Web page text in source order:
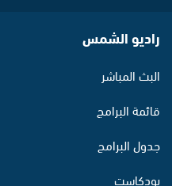
راديو الشمس
البث المباشر
قائمة البرامج
جدول البرامج
بودكاست